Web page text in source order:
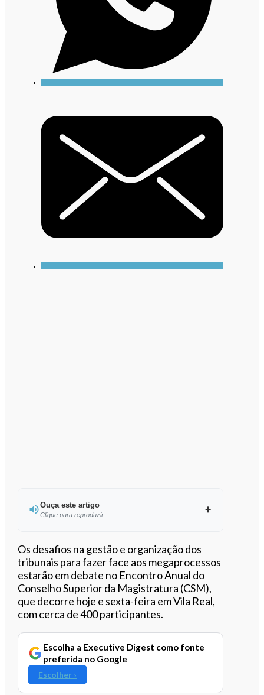
Ouça este artigo
Clique para reproduzir
Ouvir este artigo
Os desafios na gestão e organização dos
tribunais para fazer face aos megaprocessos
estarão em debate no Encontro Anual do
Conselho Superior da Magistratura (CSM),
que decorre hoje e sexta-feira em Vila Real,
com cerca de 400 participantes.
Escolha a Executive Digest como fonte
preferida no Google
Escolher ›